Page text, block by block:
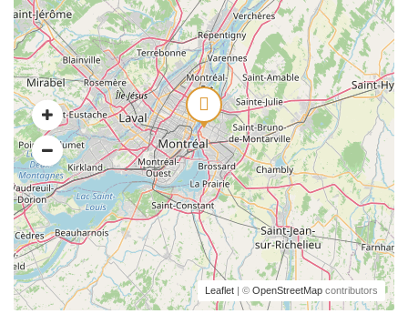
Leaflet | © OpenStreetMap contributors